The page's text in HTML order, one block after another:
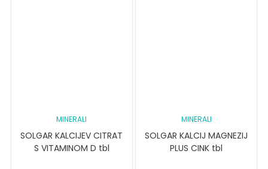
MINERALI
SOLGAR KALCIJEV CITRAT
S VITAMINOM D tbl
MINERALI
SOLGAR KALCIJ MAGNEZIJ
PLUS CINK tbl